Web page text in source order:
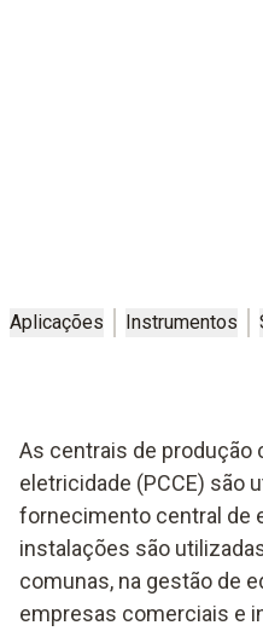
Aplicações Instrumentos
As centrais de produção
eletricidade (PCCE) são
fornecimento central de
instalações são
comunas, na gestão de
empresas comerciais e